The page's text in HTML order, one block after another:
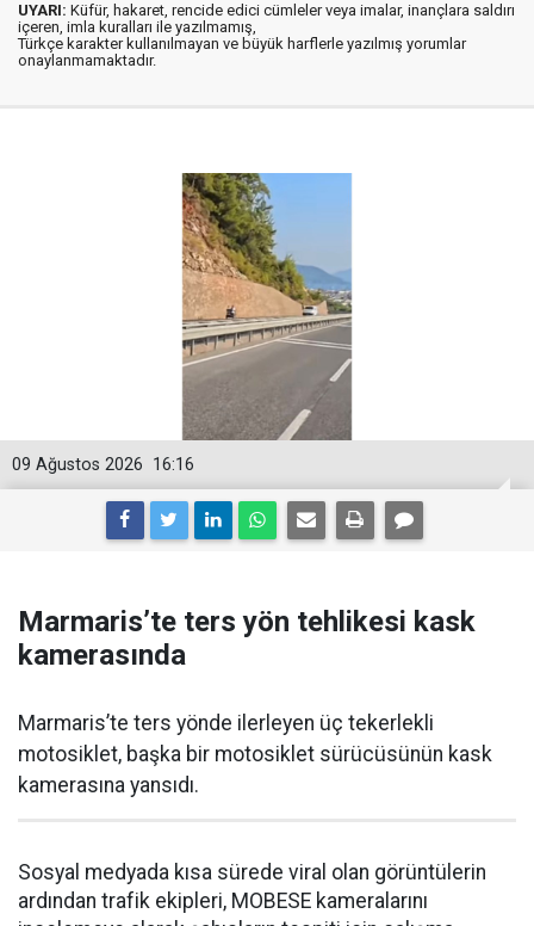
UYARI: Küfür, hakaret, rencide edici cümleler veya imalar, inançlara saldırı
içeren, imla kuralları ile yazılmamış,
Türkçe karakter kullanılmayan ve büyük harflerle yazılmış yorumlar
onaylanmamaktadır.
16:16
09 Ağustos 2026
Marmaris’te ters yön tehlikesi kask
kamerasında
Marmaris’te ters yönde ilerleyen üç tekerlekli
motosiklet, başka bir motosiklet sürücüsünün kask
kamerasına yansıdı.
Sosyal medyada kısa sürede viral olan görüntülerin
ardından trafik ekipleri, MOBESE kameralarını